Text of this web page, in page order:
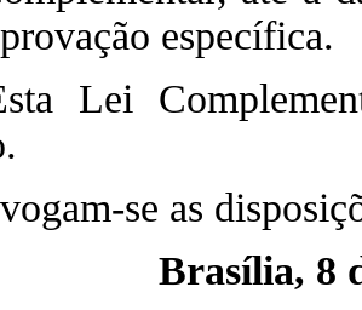
específica.
Lei
se as
Brasília, 8